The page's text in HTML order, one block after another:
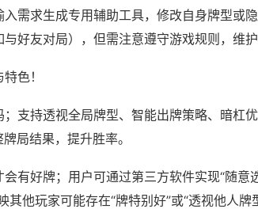
需求生成专用辅助工具，修改自身牌型或
好友对局），但需注意遵守游戏规则，维护
色！
支持透视全局牌型、智能出牌策略、暗杠
局结果，提升胜率。
有好牌；用户可通过第三方软件实现“随意
其他玩家可能存在“牌特别好”或“透视他人